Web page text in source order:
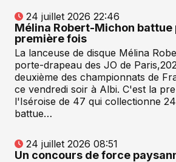
24 juillet 2026 22:46
Mélina Robert-Michon battue
première fois
La lanceuse de disque Mélina
porte-drapeau des JO de
deuxième des championnats de
ce vendredi soir à Albi. C'est la
l'Iséroise de 47 qui collectionne
battue…
24 juillet 2026 08:51
Un concours de force